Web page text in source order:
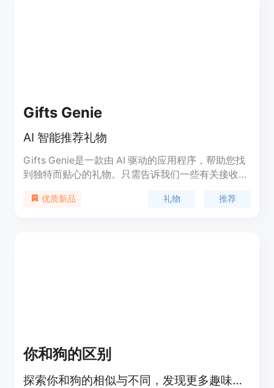
Gifts Genie
AI 智能推荐礼物
Gifts Genie是一款由 AI 驱动的应用程序，帮助您找
到独特而贴心的礼物。只需告诉我们一些有关接收者
克力爱好者、电影迷还是喜欢露营的人，我们都能为
优质新品 礼物 推荐
你和狗的区别
探索你和狗的相似与不同，发现更多趣味互动。